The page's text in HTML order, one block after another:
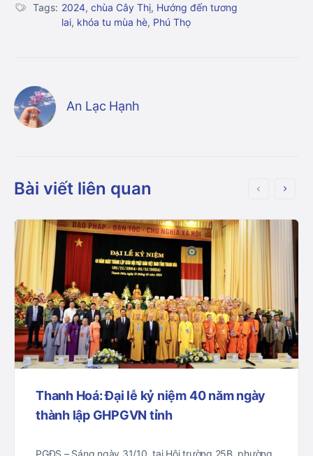
Tags: 2024, chùa Cây Thị, Hướng đến tương
lai, khóa tu mùa hè, Phú Thọ
An Lạc Hạnh
Bài viết liên quan
Thanh Hoá: Đại lễ kỷ niệm 40 năm ngày
thành lập GHPGVN tỉnh
PGĐS – Sáng ngày 31/10, tại Hội trường 25B, phường